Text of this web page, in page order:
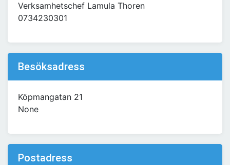
Verksamhetschef Lamula Thoren
0734230301
Besöksadress
Köpmangatan 21
None
Postadress